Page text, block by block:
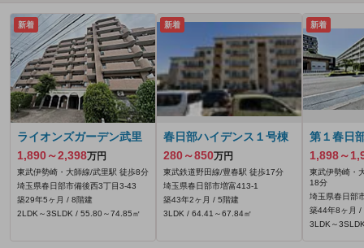
新着
ライオンズガーデン武里
1,890～2,398万円
東武伊勢崎・大師線/武里駅 徒歩8分
埼玉県春日部市備後西3丁目3-43
築29年5ヶ月 / 8階建
2LDK～3SLDK / 55.80～74.85㎡
新着
春日部ハイデンス１号棟
280～850万円
東武鉄道野田線/豊春駅 徒歩17分
埼玉県春日部市増富413‐1
築43年2ヶ月 / 5階建
3LDK / 64.41～67.84㎡
新着
第１春日
1,898～
東武伊勢崎・
18分
埼玉県春日部
築44年8ヶ月 /
3LDK～